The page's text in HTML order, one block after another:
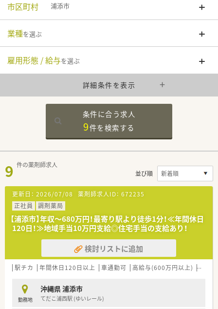
市区町村 浦添市
業種を選ぶ
雇用形態 / 給与を選ぶ
詳細条件を表示
条件に合う求人
9件を検索する
9 件の薬剤師求人
並び順
更新日： 2026/07/08 薬剤師求人ID： 672235
正社員
調剤薬局
【浦添市】年収～680万円！最寄り駅より徒歩1分！≪年間休日
120日！≫地域手当10万円支給◎住宅手当の支給あり！
検討リストに追加
駅チカ 年間休日120日以上 車通勤可 高給与(600万円以上) 住宅
勤務地
沖縄県 浦添市
てだこ浦西駅 (ゆいレール)